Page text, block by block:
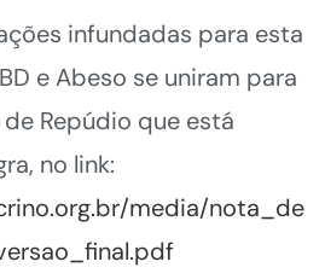
infundadas para esta
e Abeso se uniram para
Repúdio que está
no link:
media/nota_de